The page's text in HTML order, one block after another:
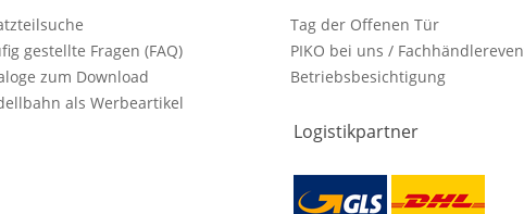
gestellte Fragen (FAQ)
zum Download
als Werbeartikel
Tag der Offenen Tür
PIKO bei uns /
Betriebsbesichtigung
Logistikpartner